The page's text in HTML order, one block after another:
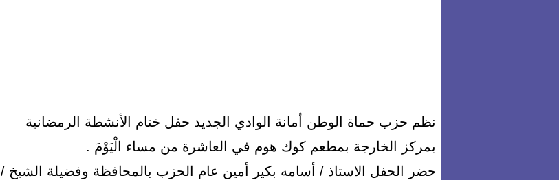
نظم حزب حماة الوطن أمانة الوادي الجديد حفل ختام الأنشطة الرمضانية
بمركز الخارجة بمطعم كوك هوم في العاشرة من مساء الْيَوْمَ .
حضر الحفل الاستاذ / أسامه بكير أمين عام الحزب بالمحافظة وفضيلة الشيخ /